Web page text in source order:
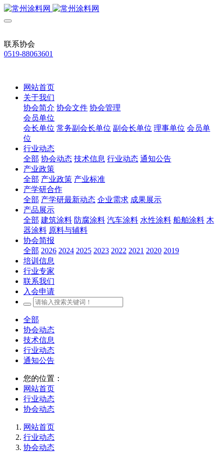
联系协会
0519-88063601
网站首页
关于我们
协会简介 协会文件 协会管理
会员单位
会长单位 常务副会长单位 副会长单位 理事单位 会员单
位
行业动态
全部 协会动态 技术信息 行业动态 通知公告
产业政策
全部 产业政策 产业标准
产学研合作
全部 产学研最新动态 企业需求 成果展示
产品展示
全部 建筑涂料 防腐涂料 汽车涂料 水性涂料 船舶涂料 木
器涂料 原料与辅料
协会简报
全部 2026 2024 2025 2023 2022 2021 2020 2019
培训信息
行业专家
联系我们
入会申请
全部
协会动态
技术信息
行业动态
通知公告
您的位置：
网站首页
行业动态
协会动态
网站首页
行业动态
协会动态